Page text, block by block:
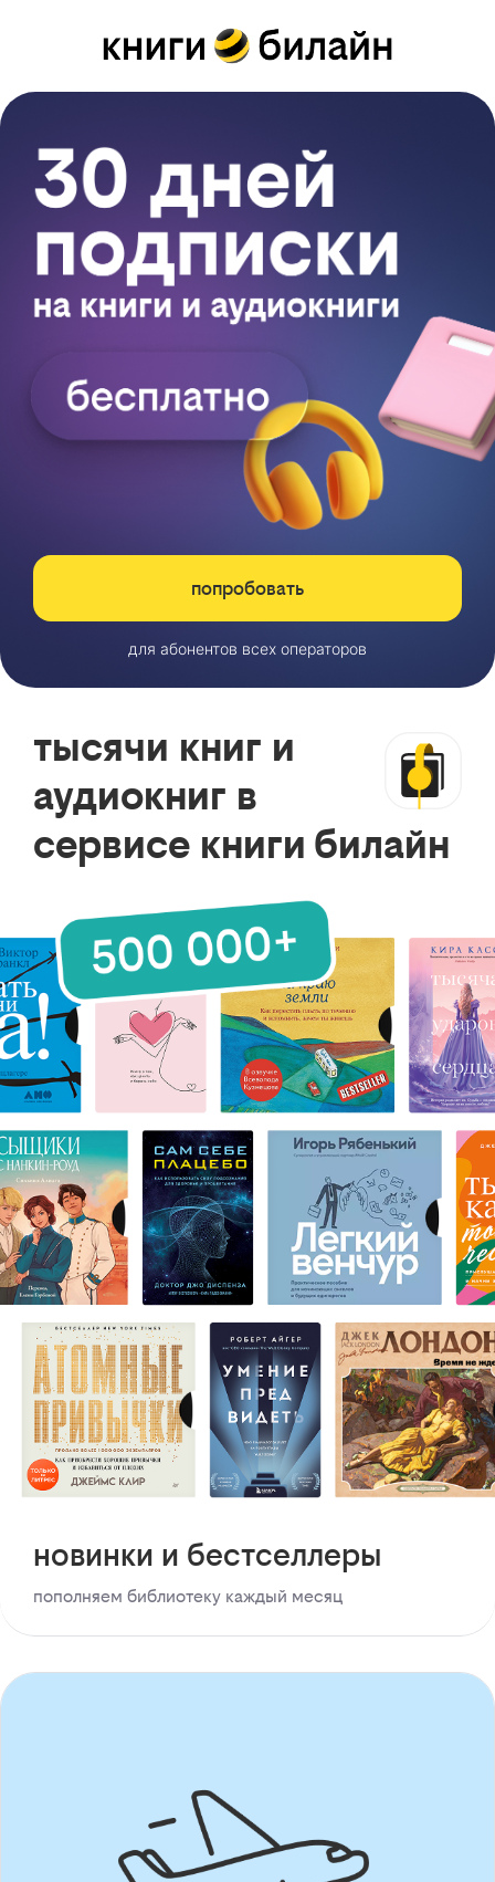
попробовать
для абонентов всех операторов
тысячи книг и
аудиокниг в
сервисе книги билайн
новинки и бестселлеры
пополняем библиотеку каждый месяц